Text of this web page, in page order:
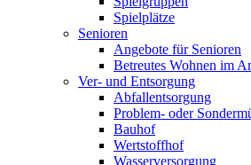
Spielplätze
Senioren
Angebote für Senioren
Betreutes Wohnen im
Ver- und Entsorgung
Abfallentsorgung
Problem- oder
Bauhof
Wertstoffhof
Wasserversorgung